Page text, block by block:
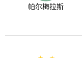
帕尔梅拉斯